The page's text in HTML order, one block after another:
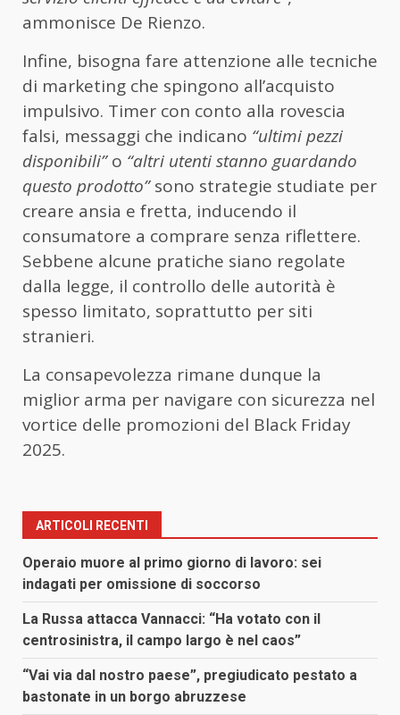
ammonisce De Rienzo.
Infine, bisogna fare attenzione alle tecniche
di marketing che spingono all’acquisto
impulsivo. Timer con conto alla rovescia
falsi, messaggi che indicano “ultimi pezzi
disponibili”o “altri utenti stanno guardando
questo prodotto”sono strategie studiate per
creare ansia e fretta, inducendo il
consumatore a comprare senza riflettere.
Sebbene alcune pratiche siano regolate
dalla legge, il controllo delle autorità è
spesso limitato, soprattutto per siti
stranieri.
La consapevolezza rimane dunque la
miglior arma per navigare con sicurezza nel
vortice delle promozioni del Black Friday
2025.
ARTICOLI RECENTI
Operaio muore al primo giorno di lavoro: sei
indagati per omissione di soccorso
La Russa attacca Vannacci: “Ha votato con il
centrosinistra, il campo largo è nel caos”
“Vai via dal nostro paese”, pregiudicato pestato a
bastonate in un borgo abruzzese